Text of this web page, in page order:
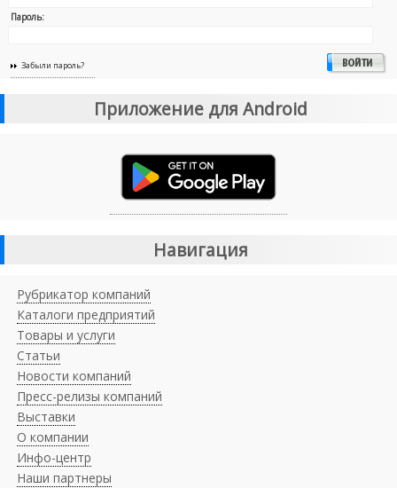
Пароль:
Забыли пароль?
Приложение для Android
Навигация
Рубрикатор компаний
Каталоги предприятий
Товары и услуги
Статьи
Новости компаний
Пресс-релизы компаний
Выставки
О компании
Инфо-центр
Наши партнеры